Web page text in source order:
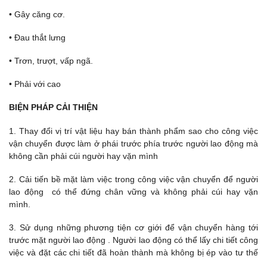
• Gây căng cơ.
• Đau thắt lưng
• Trơn, trượt, vấp ngã.
• Phải với cao
BIỆN PHÁP CẢI THIỆN
1. Thay đổi vị trí vật liệu hay bán thành phẩm sao cho công việc
vận chuyển được làm ở phái trước phía trước người lao động mà
không cần phải cúi người hay vặn mình
2. Cải tiến bề mặt làm việc trong công việc vận chuyển để người
lao động có thể đứng chân vững và không phải cúi hay vặn
mình.
3. Sử dụng những phương tiện cơ giới để vận chuyển hàng tới
trước mặt người lao động . Người lao động có thể lấy chi tiết công
việc và đặt các chi tiết đã hoàn thành mà không bị ép vào tư thế